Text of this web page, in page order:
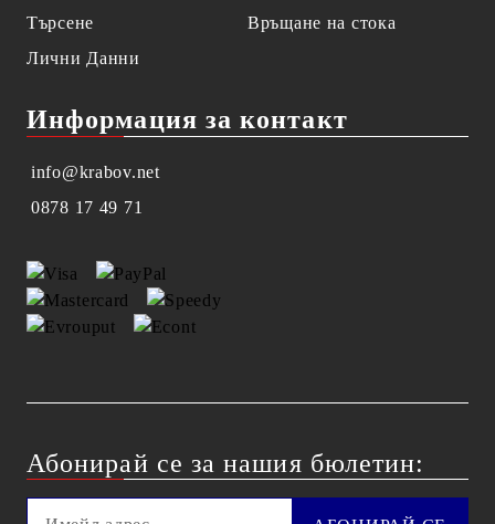
Търсене
Лични Данни
Връщане на стока
Информация за контакт
info@krabov.net
0878 17 49 71
Абонирай се за нашия бюлетин: